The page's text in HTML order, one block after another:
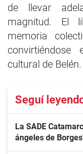
de llevar
magnitud. El
memoria
convirtiéndose
cultural de Belén.
Seguí
La SADE
ángeles de